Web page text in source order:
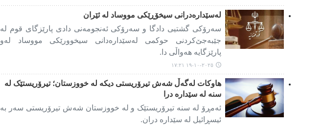
لەسێدارەدرانی سیخۆڕێکی مووساد لە ئێران
سەرۆکی گشتیی دادگا و سەرۆکی ئەنجومەنی دادی پارێزگای قوم لە
جێبەجێ‌کردنی حوکمی لەسێدارەدانی سیخوورێکی مووساد لەو
پارێزگایە هەواڵی دا.
٢٠٢٥-١٠-١٩ ١٧:٢١
هاوکات لەگەڵ شەش تیرۆریستی دیکە لە خووزستان؛ تیرۆریستێک لە
سنە لە سێدارە درا
ئەمڕۆ لە سنە تیرۆریستێک و لە خووزستان شەش تیرۆریستی سەر بە
ئیسڕائیل لە سێدارە دران.